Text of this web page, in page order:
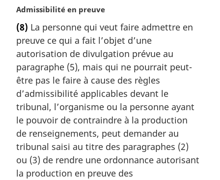
n
a
e
:
N
t
e
m
a
r
g
i
n
a
e
:
Admissibilité en preuve
(8) La personne qui veut faire admettre en
preuve ce qui a fait l’objet d’une
autorisation de divulgation prévue au
paragraphe (5), mais qui ne pourrait peut-
être pas le faire à cause des règles
d’admissibilité applicables devant le
tribunal, l’organisme ou la personne ayant
le pouvoir de contraindre à la production
de renseignements, peut demander au
tribunal saisi au titre des paragraphes (2)
ou (3) de rendre une ordonnance autorisant
la production en preuve des